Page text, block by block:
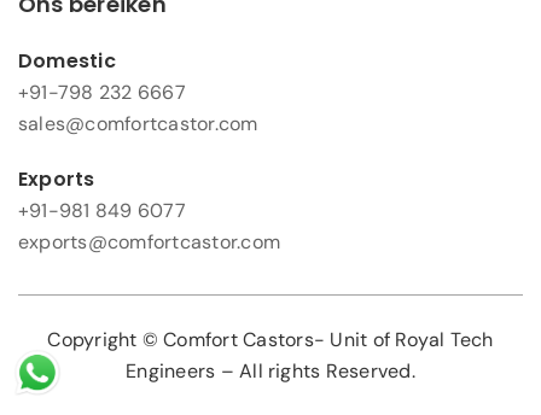
Domestic
+91-798 232 6667
sales@comfortcastor.com
Exports
+91-981 849 6077
exports@comfortcastor.com
Copyright © Comfort Castors- Unit of Royal Tech
Engineers – All rights Reserved.